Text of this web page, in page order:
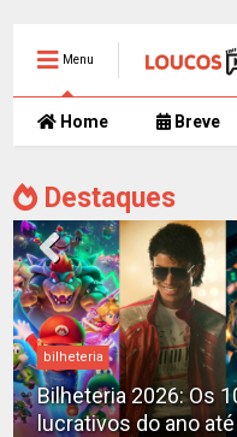
Menu
Home Breve
Destaques
bilheteria
Bilheteria 2026: Os
lucrativos do ano